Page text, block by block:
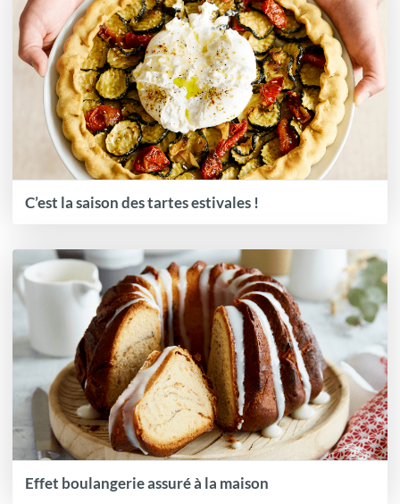
C’est la saison des tartes estivales !
Effet boulangerie assuré à la maison